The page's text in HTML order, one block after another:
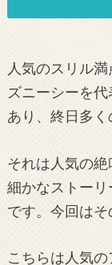
人気のスリル
ズニーシーを
あり、終日多く
それは人気の
細かなストー
です。今回はそ
こちらは人気